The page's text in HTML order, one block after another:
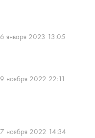
6 января 2023 13:05
9 ноября 2022 22:11
7 ноября 2022 14:34